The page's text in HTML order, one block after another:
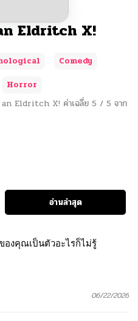
Eldritch X!
Comedy
Horror
Eldritch X! ค่าเฉลี่ย 5 / 5 จาก
อ่านล่าสุด
องคุณเป็นตัวอะไรก็ไม่รู้
06/22/2026